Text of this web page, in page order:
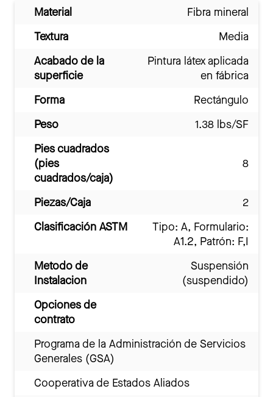
Material
Fibra mineral
Textura
Media
Acabado de la
superficie
Pintura látex aplicada
en fábrica
Forma
Rectángulo
Peso
1.38 lbs/SF
Pies cuadrados
(pies
cuadrados/caja)
8
Piezas/Caja
2
Clasificación ASTM
Tipo: A, Formulario:
A1.2, Patrón: F,I
Metodo de
Instalacion
Suspensión
(suspendido)
Opciones de
contrato
Programa de la Administración de Servicios
Generales (GSA)
Cooperativa de Estados Aliados